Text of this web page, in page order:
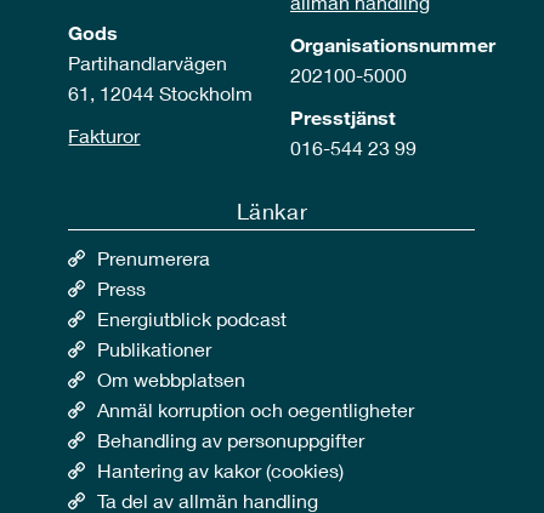
Gods
Partihandlarvägen
61, 12044 Stockholm
Fakturor
Organisationsnummer
202100-5000
Presstjänst
016-544 23 99
Länkar
Prenumerera
Press
Energiutblick podcast
Publikationer
Om webbplatsen
Anmäl korruption och oegentligheter
Behandling av personuppgifter
Hantering av kakor (cookies)
Ta del av allmän handling